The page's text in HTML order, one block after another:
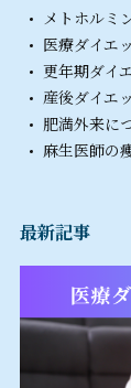
メトホルミ
医療ダイエ
更年期ダイ
産後ダイエ
肥満外来に
麻生医師の
最新記事